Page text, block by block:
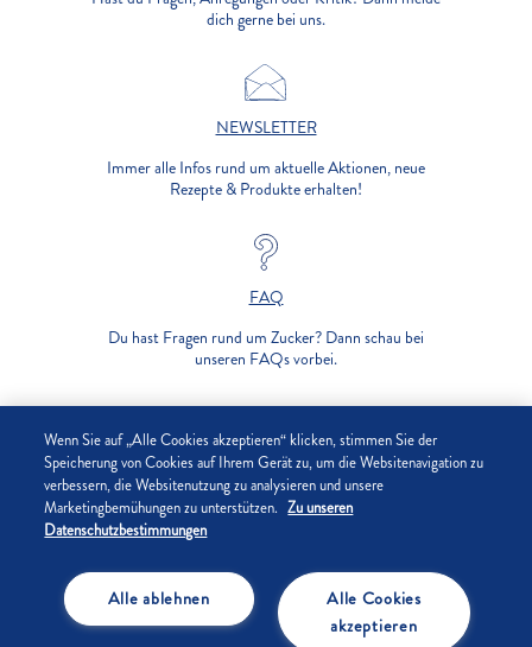
dich gerne bei uns.
NEWSLETTER
Immer alle Infos rund um aktuelle Aktionen, neue
Rezepte & Produkte erhalten!
FAQ
Du hast Fragen rund um Zucker? Dann schau bei
unseren FAQs vorbei.
UNTERNEHMEN
DATENSCHUTZ
COOKIE-EINSTELLUNGEN
Wenn Sie auf „Alle Cookies akzeptieren“ klicken, stimmen Sie der
Speicherung von Cookies auf Ihrem Gerät zu, um die Websitenavigation zu
verbessern, die Websitenutzung zu analysieren und unsere
Marketingbemühungen zu unterstützen. Zu unseren
Datenschutzbestimmungen
Alle Cookies
akzeptieren
Alle ablehnen